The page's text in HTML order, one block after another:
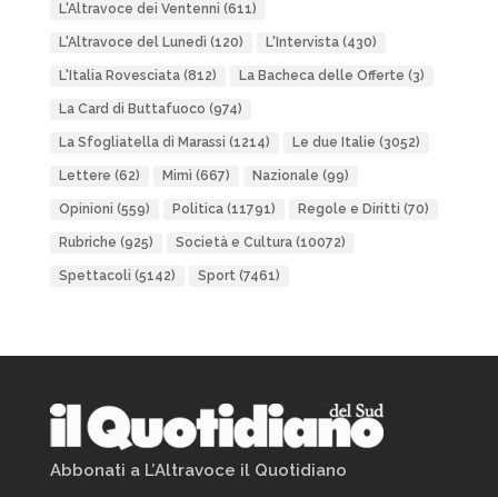
L'Altravoce dei Ventenni (611)
L'Altravoce del Lunedì (120) L'Intervista(430)
L'Italia Rovesciata(812) La Bacheca delle Offerte (3)
La Card di Buttafuoco (974)
La Sfogliatella di Marassi (1214) Le due Italie (3052)
Lettere (62) Mimì (667) Nazionale (99)
Opinioni (559) Politica(11791) Regole e Diritti (70)
Rubriche (925) Società e Cultura(10072)
Spettacoli (5142) Sport(7461)
Abbonati a L’Altravoce il Quotidiano